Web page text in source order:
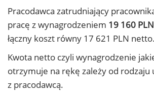
Pracodawca zatrudniający
pracę z wynagrodzeniem 19 160
łączny koszt równy 17 621 PLN netto.
Kwota netto czyli wynagrodzenie
otrzymuje na rękę zależy od rodzaju
z pracodawcą.